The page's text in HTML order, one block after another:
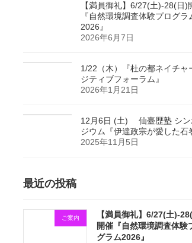
【満員御礼】6/27(土)-28(日)
『自然環境調査体験プログラ
2026』
2026年6月7日
1/22（木）『杜の都ネイチャ
ジティブフォーラム』
2026年1月21日
12月6日 (土) 仙臺歴塾 シン
ジウム『伊達政宗が愛した石
2025年11月5日
最近の投稿
ご案内
【満員御礼】6/27(土)-
開催『自然環境調査体験
グラム2026』